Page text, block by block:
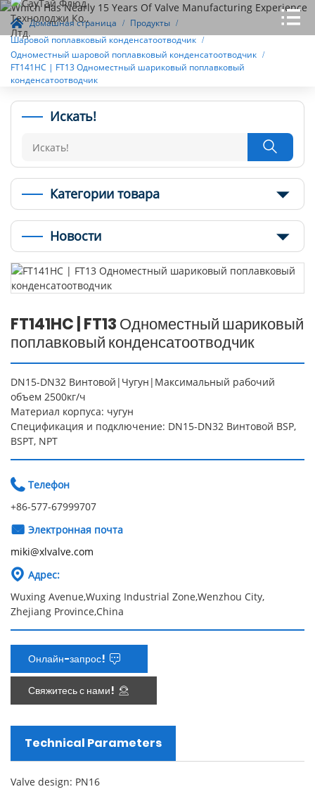
Домашная страница
Продукты
Шаровой поплавковый конденсатоотводчик
Одноместный шаровой поплавковый конденсатоотводчик
FT141HC | FT13 Одноместный шариковый поплавковый
конденсатоотводчик
Искать!

Категории товара
Новости
FT141HC | FT13 Одноместный шариковый
поплавковый конденсатоотводчик
DN15-DN32 Винтовой|Чугун|Максимальный рабочий
объем 2500кг/ч
Материал корпуса: чугун
Спецификация и подключение: DN15-DN32 Винтовой BSP,
BSPT, NPT
 Телефон
+86-577-67999707
 Электронная почта
miki@xlvalve.com
 Адрес:
Wuxing Avenue,Wuxing Industrial Zone,Wenzhou City,
Zhejiang Province,China
Онлайн-запрос! 
Свяжитесь с нами! 
Technical Parameters
Valve design: PN16